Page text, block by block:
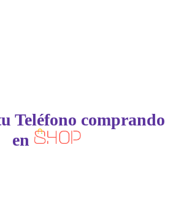
Teléfono comprando
en